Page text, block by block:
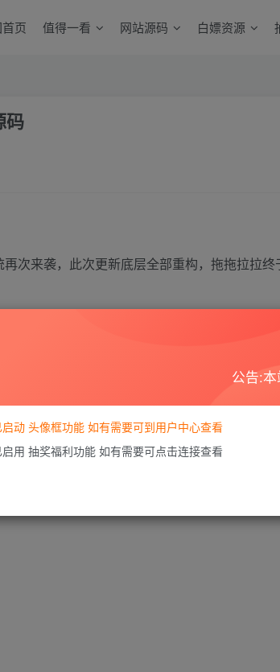
页 值得一看 网站源码 白嫖资源
码
次来袭，此次更新底层全部重构，拖拖拉拉终
几率小之又小，小白也能轻松装
楼
公告:
动 头像框功能 如有需要可到用户中心查看
用 抽奖福利功能 如有需要可点击连接查看